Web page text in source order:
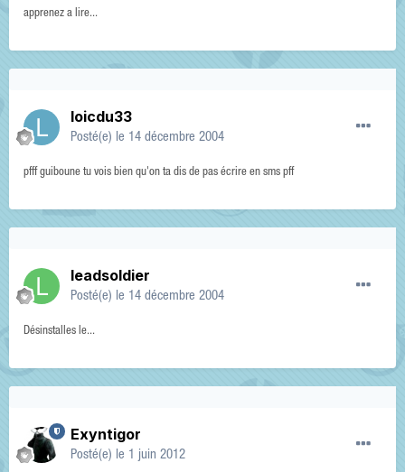
apprenez a lire...
loicdu33
Posté(e) le 14 décembre 2004
pfff guiboune tu vois bien qu'on ta dis de pas écrire en sms pff
leadsoldier
Posté(e) le 14 décembre 2004
Désinstalles le...
Exyntigor
Posté(e) le 1 juin 2012